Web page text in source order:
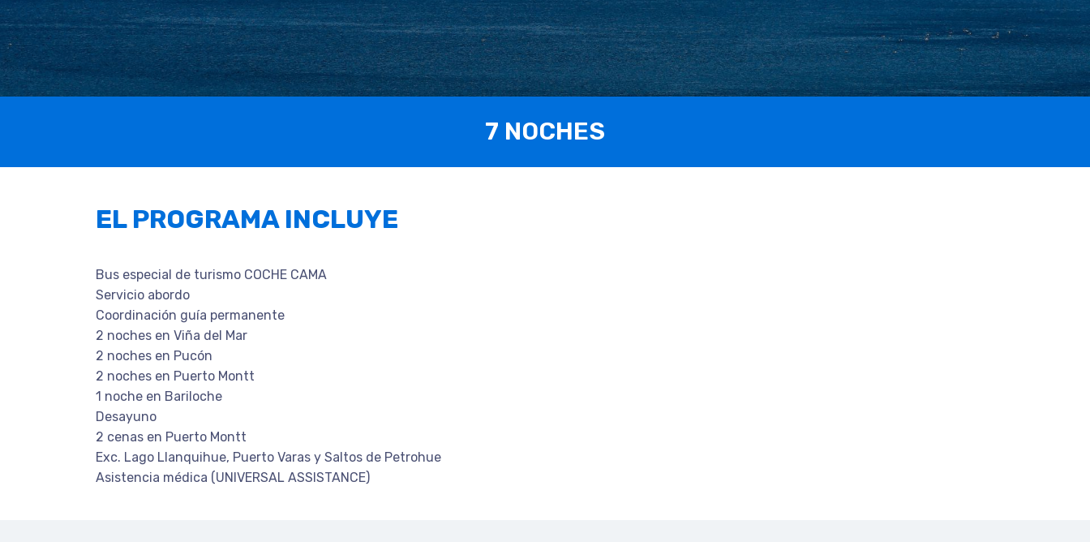
7 NOCHES
EL PROGRAMA INCLUYE
Bus especial de turismo COCHE CAMA
Servicio abordo
Coordinación guía permanente
2 noches en Viña del Mar
2 noches en Pucón
2 noches en Puerto Montt
1 noche en Bariloche
Desayuno
2 cenas en Puerto Montt
Exc. Lago Llanquihue, Puerto Varas y Saltos de Petrohue
Asistencia médica (UNIVERSAL ASSISTANCE)